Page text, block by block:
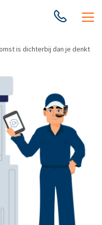
is dichterbij dan je denkt